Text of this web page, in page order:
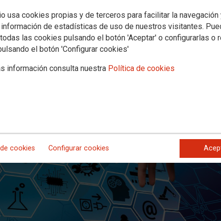
usa cookies propias y de terceros para facilitar la navegación
de estadísticas de uso de nuestros visitantes.
las cookies pulsando el botón 'Aceptar' o configurarlas o
el botón 'Configurar cookies'
información consulta nuestra Política de cookies
cookies Configurar cookies
Telefónica de España
reunión del Comité Central de Seguridad y Salud para abordar